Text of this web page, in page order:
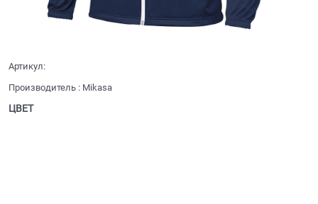
Артикул:
Производитель : Mikasa
ЦВЕТ